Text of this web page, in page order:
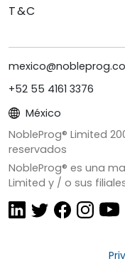
T&C
+52 55 4161 3376
México
NobleProg® Limited
reservados
NobleProg® es una
Limited y / o sus